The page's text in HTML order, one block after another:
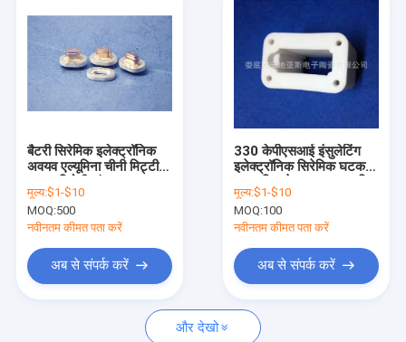
उत्पादों
हमारे बारे में
संपर्क करें
एक उद्धरण की विनती करे
एल्यूमिना सिरेमिक अवयव
बैटरी सिरेमिक इलेक्ट्रॉनिक
अवयव एल्यूमिना चीनी मिट्टी के
ISO14001
मूल्य:$1-$10
MOQ:500
नवीनतम कीमत पता करें
अब से संपर्क करें
330 केपीएसआई इंसुलेटिंग
इलेक्ट्रॉनिक सिरेमिक घटक
सिरेमिक
मूल्य:$1-$10
MOQ:100
नवीनतम कीमत पता करें
अब से संपर्क करें
और देखो